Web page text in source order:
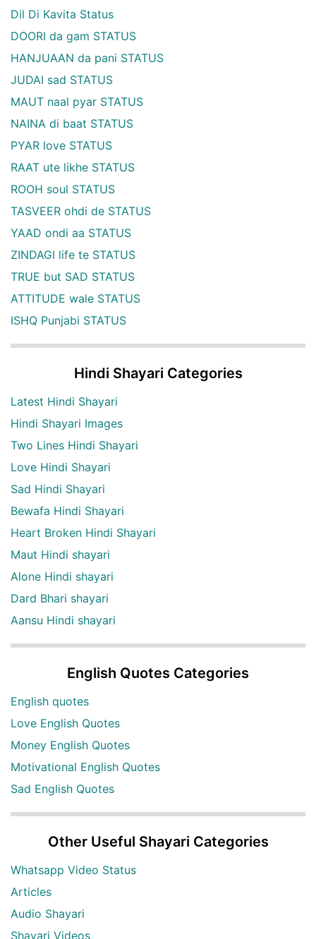
Dil Di Kavita Status
DOORI da gam STATUS
HANJUAAN da pani STATUS
JUDAI sad STATUS
MAUT naal pyar STATUS
NAINA di baat STATUS
PYAR love STATUS
RAAT ute likhe STATUS
ROOH soul STATUS
TASVEER ohdi de STATUS
YAAD ondi aa STATUS
ZINDAGI life te STATUS
TRUE but SAD STATUS
ATTITUDE wale STATUS
ISHQ Punjabi STATUS
Hindi Shayari Categories
Latest Hindi Shayari
Hindi Shayari Images
Two Lines Hindi Shayari
Love Hindi Shayari
Sad Hindi Shayari
Bewafa Hindi Shayari
Heart Broken Hindi Shayari
Maut Hindi shayari
Alone Hindi shayari
Dard Bhari shayari
Aansu Hindi shayari
English Quotes Categories
English quotes
Love English Quotes
Money English Quotes
Motivational English Quotes
Sad English Quotes
Other Useful Shayari Categories
Whatsapp Video Status
Articles
Audio Shayari
Shayari Videos